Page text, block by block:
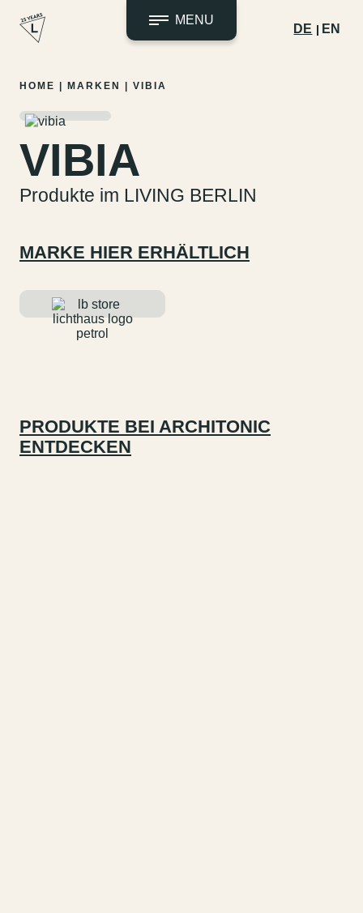
Zum
springen
MENU
DE EN
HOME MARKEN VIBIA
VIBIA
Produkte im LIVING BERLIN
MARKE HIER ERHÄLTLICH
PRODUKTE BEI ARCHITONIC
ENTDECKEN